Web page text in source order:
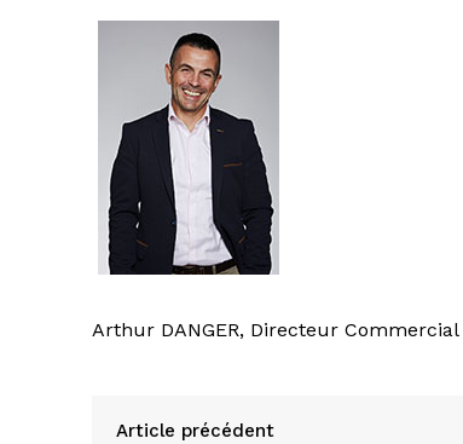
Arthur DANGER, Directeur Commercial
Article précédent